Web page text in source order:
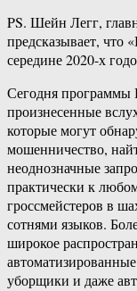
PS. Шейн Легг,
предсказывает, что
середине 2020-х
Сегодня программы
произнесенные
которые могут
мошенничество,
неоднозначные
практически к
гроссмейстеров в
сотнями языков.
широкое
уборщики и даже